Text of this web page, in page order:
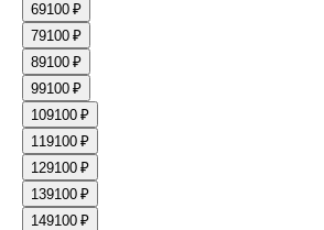
69100 ₽
79100 ₽
89100 ₽
99100 ₽
109100 ₽
119100 ₽
129100 ₽
139100 ₽
149100 ₽